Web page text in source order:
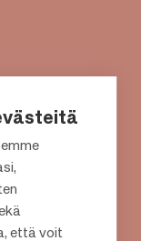
että voit